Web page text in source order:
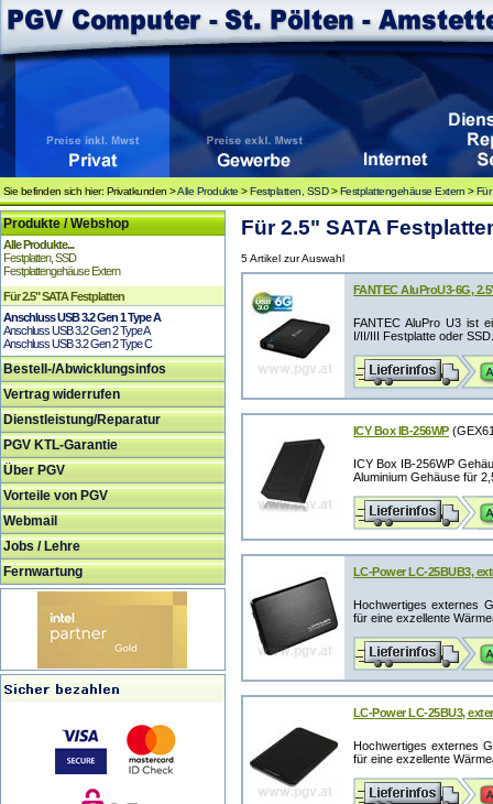
Sie befinden sich hier: Privatkunden >Alle Produkte >Festplatten, SSD>Festplattengehäuse Extern >
Produkte / Webshop
Alle Produkte...
Festplatten, SSD
Festplattengehäuse Extern
Für 2.5" SATA Festplatten
Anschluss USB 3.2 Gen 1 Type A
Anschluss USB 3.2 Gen 2 Type A
Anschluss USB 3.2 Gen 2 Type C
Bestell-/Abwicklungsinfos
Vertrag widerrufen
Dienstleistung/Reparatur
PGV KTL-Garantie
Über PGV
Vorteile von PGV
Webmail
Jobs / Lehre
Fernwartung
Für 2.5" SATA
5 Artikel zur Auswahl
FANTEC AluProU3-6G,
FANTEC AluPro U3 ist
I/II/III Festplatte oder
ICY Box IB-256WP
ICY Box IB-256WP
Aluminium Gehäuse für
LC-Power LC-25BUB3,
Hochwertiges externes
für eine exzellente
LC-Power LC-25BU3,
Hochwertiges externes
für eine exzellente